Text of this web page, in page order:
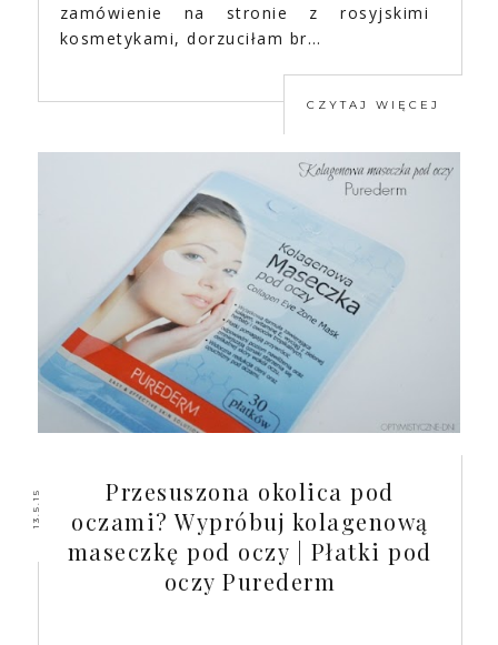
zamówienie na stronie z rosyjskimi
kosmetykami, dorzuciłam br…
CZYTAJ WIĘCEJ
13.5.15
Przesuszona okolica pod
oczami? Wypróbuj kolagenową
maseczkę pod oczy | Płatki pod
oczy Purederm